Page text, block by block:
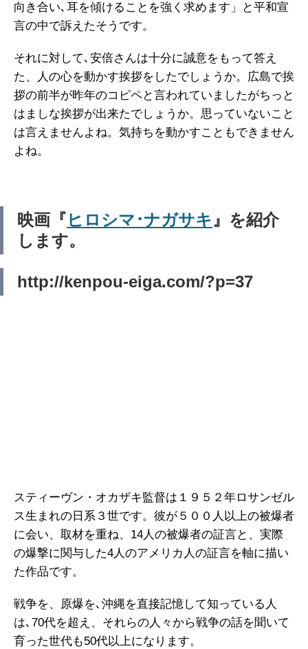
向き合い､耳を傾けることを強く求めます」と平和宣
言の中で訴えたそうです。
それに対して､安倍さんは十分に誠意をもって答え
た、人の心を動かす挨拶をしたでしょうか。広島で挨
拶の前半が昨年のコピペと言われていましたがちっと
はましな挨拶が出来たでしょうか。思っていないこと
は言えませんよね。気持ちを動かすこともできません
よね。
映画『ヒロシマ･ナガサキ』を紹介
します。
http://kenpou-eiga.com/?p=37
スティーヴン・オカザキ監督は１９５２年ロサンゼル
ス生まれの日系３世です。彼が５００人以上の被爆者
に会い、取材を重ね、14人の被爆者の証言と、実際
の爆撃に関与した4人のアメリカ人の証言を軸に描い
た作品です。
戦争を、原爆を､沖縄を直接記憶して知っている人
は､70代を超え、それらの人々から戦争の話を聞いて
育った世代も50代以上になります。